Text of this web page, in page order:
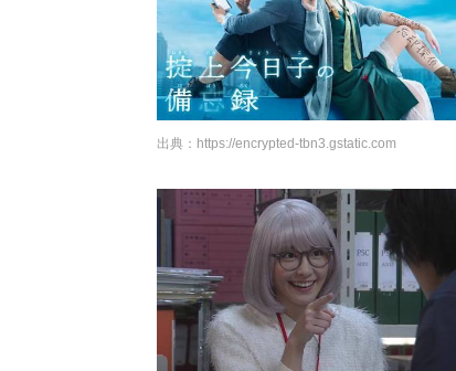
出典： https://encrypted-tbn3.gstatic.com